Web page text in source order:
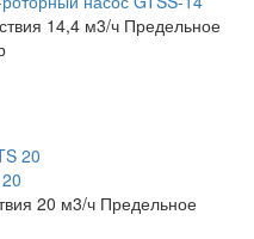
14,4 м3/ч Предельное
20 м3/ч Предельное